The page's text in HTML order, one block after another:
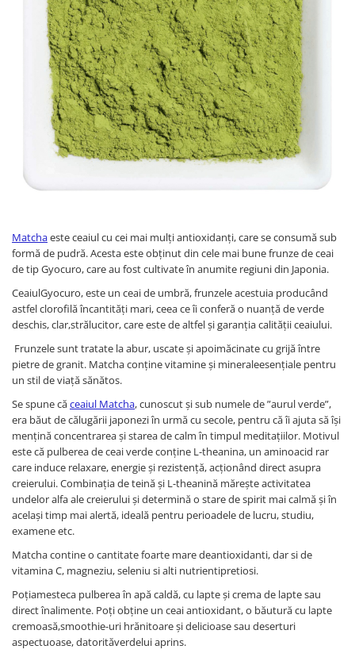
Sirop de ceai
Matchaeste ceaiul cu cei mai mulţi antioxidanţi, care se consumă sub
formă de pudră. Acesta este obținut din cele mai bune frunze de ceai
de tip Gyocuro, care au fost cultivate în anumite regiuni din Japonia.
CeaiulGyocuro, este un ceai de umbră, frunzele acestuia producând
astfel clorofilă încantități mari, ceea ce îi conferă o nuanță de verde
deschis, clar,strălucitor, care este de altfel și garanția calității ceaiului.
Frunzele sunt tratate la abur, uscate şi apoimăcinate cu grijă între
pietre de granit. Matcha conţine vitamine şi mineraleesenţiale pentru
un stil de viață sănătos.
Se spune căceaiul Matcha, cunoscut și sub numele de ”aurul verde”,
era băut de călugării japonezi în urmă cu secole, pentru că îi ajuta să își
mențină concentrarea și starea de calm în timpul meditațiilor. Motivul
este că pulberea de ceai verde conține L-theanina, un aminoacid rar
care induce relaxare, energie și rezistență, acționând direct asupra
creierului. Combinația de teină și L-theanină mărește activitatea
undelor alfa ale creierului și determină o stare de spirit mai calmă și în
același timp mai alertă, ideală pentru perioadele de lucru, studiu,
examene etc.
Matcha contine o cantitate foarte mare deantioxidanti, dar si de
vitamina C, magneziu, seleniu si alti nutrientipretiosi.
Poțiamesteca pulberea în apă caldă, cu lapte şi crema de lapte sau
direct înalimente. Poţi obține un ceai antioxidant, o băutură cu lapte
cremoasă,smoothie-uri hrănitoare și delicioase sau deserturi
aspectuoase, datorităverdelui aprins.